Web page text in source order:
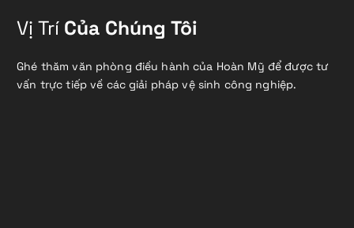
Vị TríCủa Chúng Tôi
Ghé thăm văn phòng điều hành của Hoàn Mỹ để được tư
vấn trực tiếp về các giải pháp vệ sinh công nghiệp.